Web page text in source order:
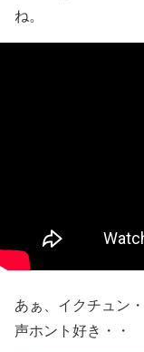
ね。
あぁ、イクチュン
声ホント好き・・